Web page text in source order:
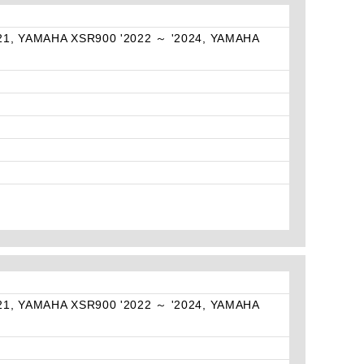
YAMAHA XSR900 '2022 ～ '2024, YAMAHA
YAMAHA XSR900 '2022 ～ '2024, YAMAHA